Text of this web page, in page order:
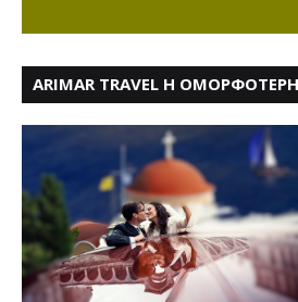
ARIMAR TRAVEL Η